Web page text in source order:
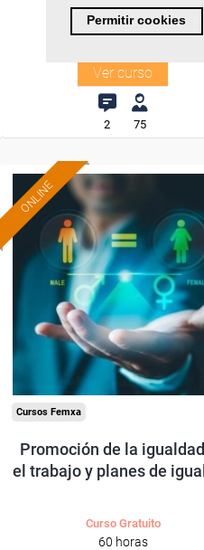
Permitir cookies
50 horas
Online (toda España)
Ver curso
2 75
ONLINE
Formación 100%
subvencionada.
Para autónomos de
Madrid.
Todos los sectores.
Cursos Femxa
Promoción de la
el trabajo y planes de
Curso Gratuito
60 horas